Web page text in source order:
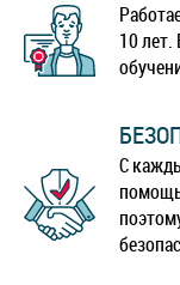
10 лет.
С